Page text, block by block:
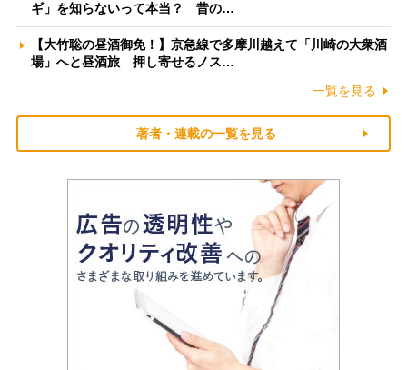
ギ」を知らないって本当？ 昔の…
【大竹聡の昼酒御免！】京急線で多摩川越えて「川崎の大衆酒
場」へと昼酒旅 押し寄せるノス…
一覧を見る
著者・連載の一覧を見る